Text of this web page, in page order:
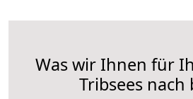
Was wir Ihnen für
Tribsees nach